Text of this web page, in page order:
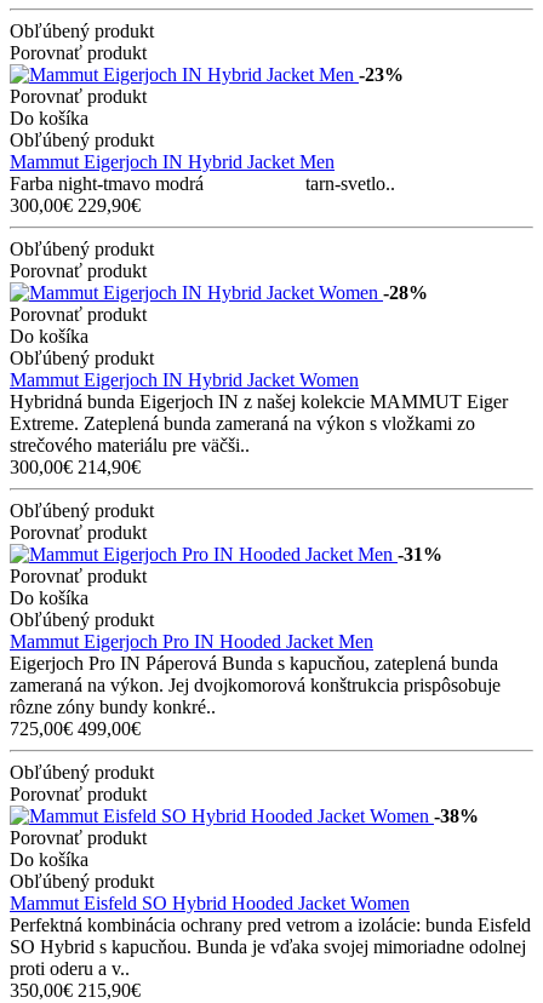
Obľúbený produkt
Porovnať produkt
-23%
Porovnať produkt
Do košíka
Obľúbený produkt
Mammut Eigerjoch IN Hybrid Jacket Men
Farba night-tmavo modrá tarn-svetlo..
300,00€ 229,90€
Obľúbený produkt
Porovnať produkt
-28%
Porovnať produkt
Do košíka
Obľúbený produkt
Mammut Eigerjoch IN Hybrid Jacket Women
Hybridná bunda Eigerjoch IN z našej kolekcie MAMMUT Eiger
Extreme. Zateplená bunda zameraná na výkon s vložkami zo
strečového materiálu pre väčši..
300,00€ 214,90€
Obľúbený produkt
Porovnať produkt
-31%
Porovnať produkt
Do košíka
Obľúbený produkt
Mammut Eigerjoch Pro IN Hooded Jacket Men
Eigerjoch Pro IN Páperová Bunda s kapucňou, zateplená bunda
zameraná na výkon. Jej dvojkomorová konštrukcia prispôsobuje
rôzne zóny bundy konkré..
725,00€ 499,00€
Obľúbený produkt
Porovnať produkt
-38%
Porovnať produkt
Do košíka
Obľúbený produkt
Mammut Eisfeld SO Hybrid Hooded Jacket Women
Perfektná kombinácia ochrany pred vetrom a izolácie: bunda Eisfeld
SO Hybrid s kapucňou. Bunda je vďaka svojej mimoriadne odolnej
proti oderu a v..
350,00€ 215,90€